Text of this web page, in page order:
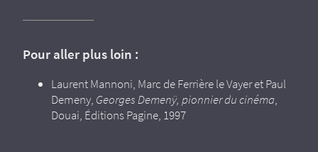
Pour aller plus loin :
Laurent Mannoni, Marc de Ferrière le Vayer et Paul
Demeny, Georges Demenÿ, pionnier du cinéma,
Douai, Éditions Pagine, 1997